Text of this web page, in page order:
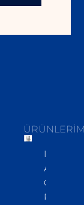
Idose
Adora
Gen2
PID Dual